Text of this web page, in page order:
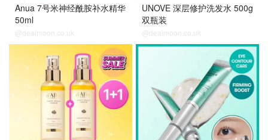
Anua 7号米神经酰胺补水精华
50ml
@dealmoon.co.uk
UNOVE 深层修护洗发水 500g
双瓶装
@dealmoon.co.uk